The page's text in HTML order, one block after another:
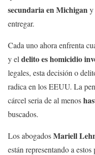
secundaria en Michigany
entregar.
Cada uno ahora enfrenta
y el delito es homicidio
legales, esta decisión o
radica en los EEUU. La
cárcel seria de al menos
buscados.
Los abogadosMariell
están representando a